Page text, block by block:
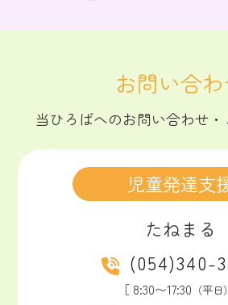
お問い合
当ひろばへのお問い合わせ
児童発達支
たねまる
(054)340-
［ 8:30〜17:30 （平日